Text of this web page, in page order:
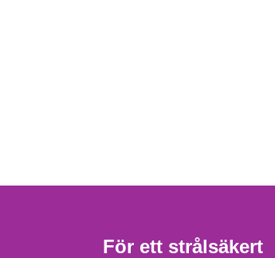
För ett strålsäkert